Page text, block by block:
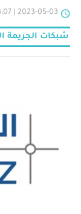
2023-05-03 | 23:07
شبكات الجريمة